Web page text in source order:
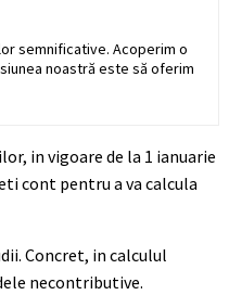
semnificative. Acoperim o
noastră este să oferim
in vigoare de la 1 ianuarie
cont pentru a va calcula
Concret, in calculul
necontributive.